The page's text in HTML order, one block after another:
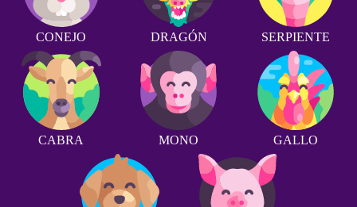
CONEJO DRAGÓN SERPIENTE
CABRA MONO GALLO